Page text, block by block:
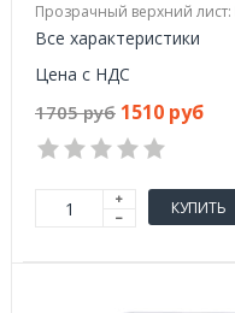
Прозрачный верхний лист:
Все характеристики
Цена с НДС
1705 руб 1510 руб
КУПИТЬ